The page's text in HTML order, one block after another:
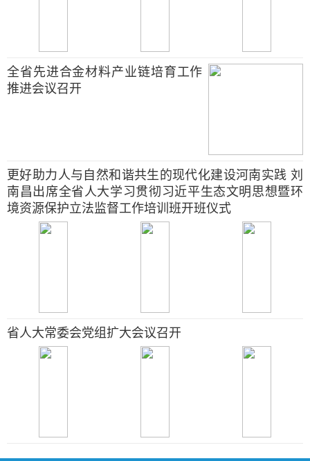
全省先进合金材料产业链培育工作
推进会议召开
更好助力人与自然和谐共生的现代化建设河南实践 刘
南昌出席全省人大学习贯彻习近平生态文明思想暨环
境资源保护立法监督工作培训班开班仪式
省人大常委会党组扩大会议召开